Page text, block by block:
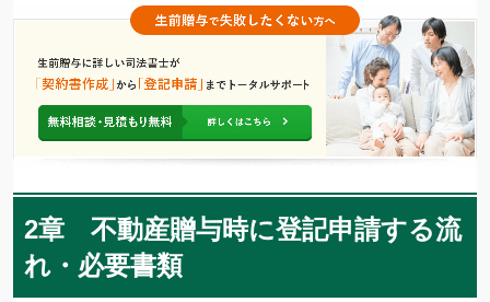
2章 不動産贈与時に登記申請する流
れ・必要書類